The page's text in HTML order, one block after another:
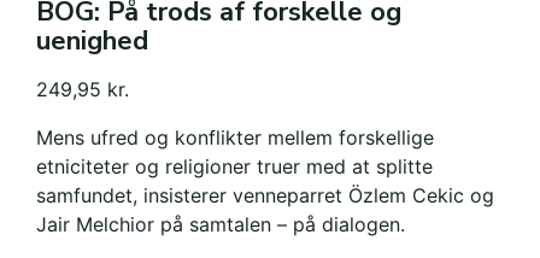
BOG: På trods af forskelle og
uenighed
249,95 kr.
Mens ufred og konflikter mellem forskellige
etniciteter og religioner truer med at splitte
samfundet, insisterer venneparret Özlem Cekic og
Jair Melchior på samtalen – på dialogen.